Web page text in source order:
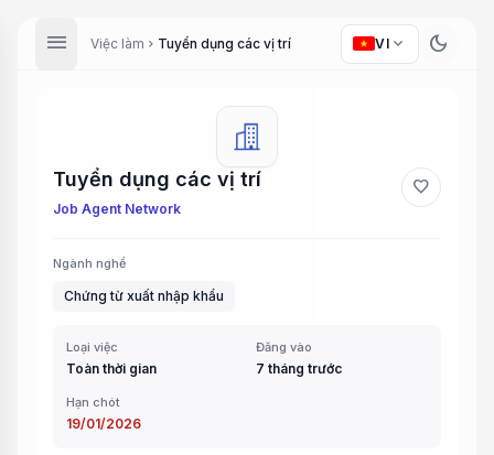
menu Việc làm chevron_right Tuyển dụng các vị trí VI expand_more dark_mode
Tuyển dụng các vị trí
Job Agent Network
favorite
Ngành nghề
Chứng từ xuất nhập khẩu
Loại việc
Toàn thời gian
Đăng vào
7 tháng trước
Hạn chót
19/01/2026